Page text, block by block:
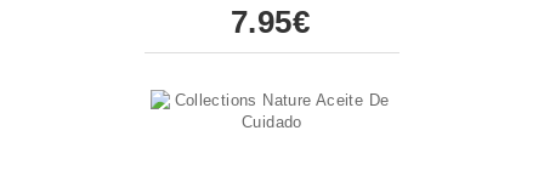
7.95€